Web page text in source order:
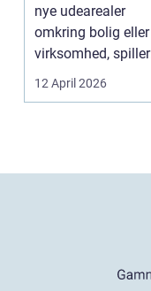
nye udearealer
omkring bolig eller
virksomhed, spiller
belægningen en
centra...
12 April 2026